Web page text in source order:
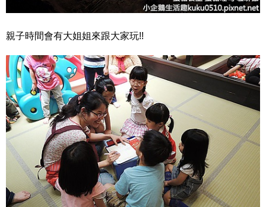
親子時間會有大姐姐來跟大家玩!!